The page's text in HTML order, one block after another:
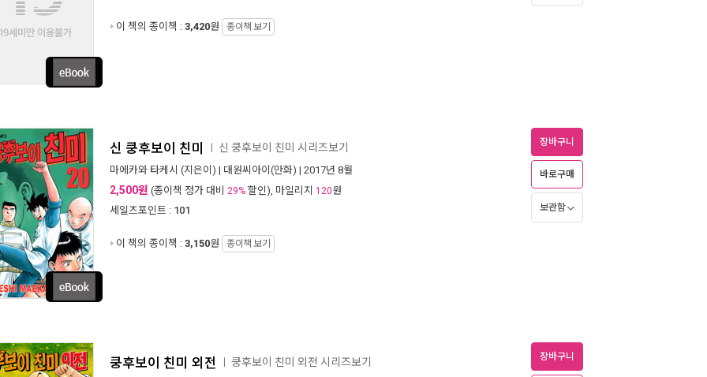
이 책의 종이책 : 3,420원 종이책 보기
신 쿵후보이 친미 신 쿵후보이 친미 시리즈보기
마에카와 타케시 (지은이) | 대원씨아이(만화) | 2017년 8월
2,500원 (종이책 정가 대비 29% 할인), 마일리지 120원
세일즈포인트 : 101
이 책의 종이책 : 3,150원 종이책 보기
장바구니
바로구매
보관함
쿵후보이 친미 외전 쿵후보이 친미 외전 시리즈보기 장바구니